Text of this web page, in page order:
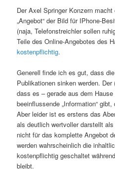
Der Axel Springer Konzern
„Angebot“ der Bild für IPhone-
(naja, Telefonstreichler sollen
Teile des Online-Angebotes des
kostenpflichtig.
Generell finde ich es gut, dass
Publikationen sinken werden.
dass es – gerade aus dem
beeinflussende „Information“
Aber leider ist es erstens das
als deutlich wertvoller darstellt
nicht für das komplette Angebot
werden wahrscheinlich die
kostenpflichtig geschaltet
bleibt.